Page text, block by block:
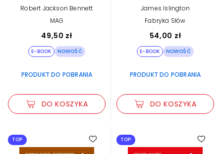
Robert Jackson Bennett
MAG
49,50 zł
E-BOOK NOWOŚĆ
PRODUKT DO POBRANIA
DO KOSZYKA
James Islington
Fabryka Słów
54,00 zł
E-BOOK NOWOŚĆ
PRODUKT DO POBRANIA
DO KOSZYKA
TOP TOP